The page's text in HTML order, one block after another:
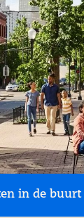
in de buurt